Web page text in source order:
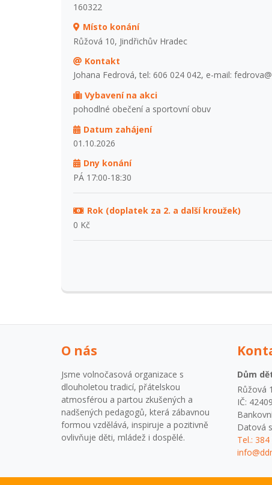
160322
Místo konání
Růžová 10, Jindřichův Hradec
Kontakt
Johana Fedrová, tel: 606 024 042, e-mail:
Vybavení na akci
pohodlné obečení a sportovní obuv
Datum zahájení
01.10.2026
Dny konání
PÁ 17:00-18:30
Rok (doplatek za 2. a další kroužek)
0 Kč
O nás
Jsme volnočasová organizace s
dlouholetou tradicí, přátelskou
atmosférou a partou zkušených a
nadšených pedagogů, která zábavnou
formou vzdělává, inspiruje a pozitivně
ovlivňuje děti, mládež i dospělé.
Dům
Růžová
IČ:
Datová
Tel.: